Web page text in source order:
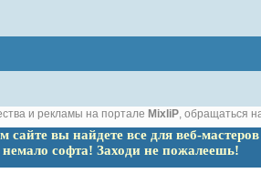
и рекламы на портале MixliP, обращаться
вы найдете все для веб-
софта! Заходи не пожалеешь!